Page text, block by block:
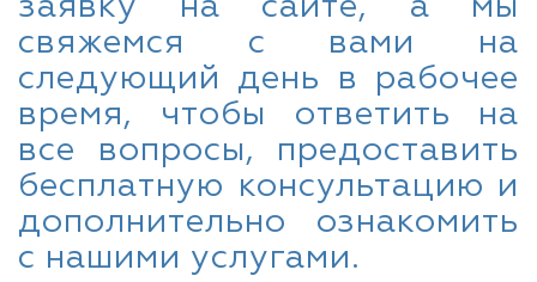
заявку на сайте, а мы
свяжемся с вами на
следующий день в рабочее
время, чтобы ответить на
все вопросы, предоставить
бесплатную консультацию и
дополнительно ознакомить
с нашими услугами.